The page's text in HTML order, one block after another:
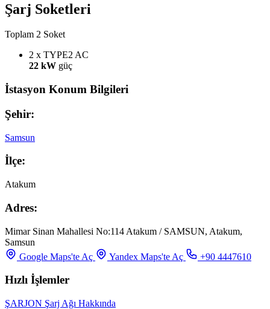
Şarj Soketleri
Toplam 2 Soket
2 x TYPE2AC
22 kW güç
İstasyon Konum Bilgileri
Şehir:
Samsun
İlçe:
Atakum
Adres:
Mimar Sinan Mahallesi No:114 Atakum / SAMSUN, Atakum,
Samsun
Google Maps'te Aç
Yandex Maps'te Aç +90 4447610
Hızlı İşlemler
ŞARJON Şarj Ağı Hakkında